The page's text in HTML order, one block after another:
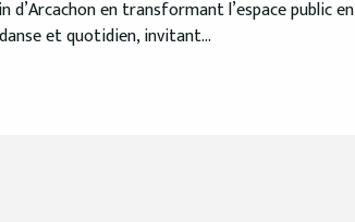
en transformant l’espace public en
et quotidien, invitant...